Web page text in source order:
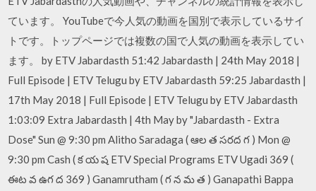
ています。 YouTubeで今人気の動画を国別で表示しているサイ
トです。トップページでは複数の国で人気の動画を表示してい
ます。 by ETV Jabardasth 51:42 Jabardasth | 24th May 2018 |
Full Episode | ETV Telugu by ETV Jabardasth 59:25 Jabardasth |
17th May 2018 | Full Episode | ETV Telugu by ETV Jabardasth
1:03:09 Extra Jabardasth | 4th May by "Jabardasth - Extra
Dose" Sun @ 9:30 pm Alitho Saradaga ( ఆల త సరద గ ) Mon @
9:30 pm Cash ( క య ష ETV Special Programs ETV Ugadi 369 (
ఈట వ ఉగ ద 369 ) Ganamrutham ( గ న మ త ) Ganapathi Bappa